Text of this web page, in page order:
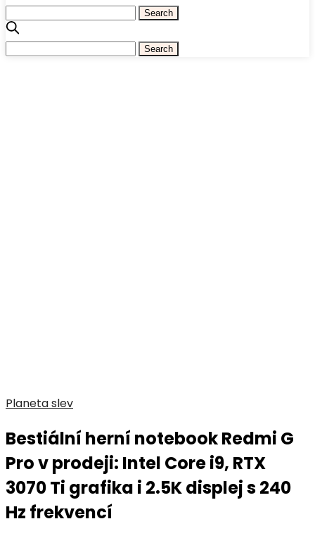
Planeta slev
Bestiální herní notebook Redmi G
Pro v prodeji: Intel Core i9, RTX
3070 Ti grafika i 2.5K displej s 240
Hz frekvencí